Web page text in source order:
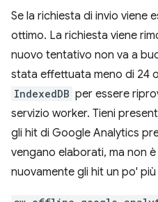
Se la richiesta di invio viene
ottimo. La richiesta viene
nuovo tentativo non va a
stata effettuata meno di 24
IndexedDB per essere
servizio worker. Tieni
gli hit di Google Analytics
vengano elaborati, ma non
nuovamente gli hit un po'